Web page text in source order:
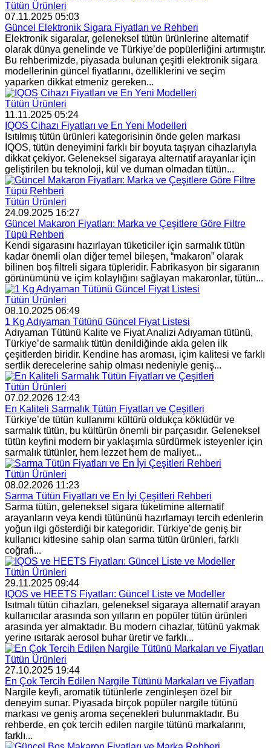
Tütün Ürünleri
07.11.2025 05:03
Güncel Elektronik Sigara Fiyatları ve Rehberi
Elektronik sigaralar, geleneksel tütün ürünlerine alternatif
olarak dünya genelinde ve Türkiye’de popülerliğini artırmıştır.
Bu rehberimizde, piyasada bulunan çeşitli elektronik sigara
modellerinin güncel fiyatlarını, özelliklerini ve seçim
yaparken dikkat etmeniz gereken...
Tütün Ürünleri
11.11.2025 05:24
IQOS Cihazı Fiyatları ve En Yeni Modelleri
Isıtılmış tütün ürünleri kategorisinin önde gelen markası
IQOS, tütün deneyimini farklı bir boyuta taşıyan cihazlarıyla
dikkat çekiyor. Geleneksel sigaraya alternatif arayanlar için
geliştirilen bu teknoloji, kül ve duman olmadan tütün...
Tütün Ürünleri
24.09.2025 16:27
Güncel Makaron Fiyatları: Marka ve Çeşitlere Göre Filtre
Tüpü Rehberi
Kendi sigarasını hazırlayan tüketiciler için sarmalık tütün
kadar önemli olan diğer temel bileşen, “makaron” olarak
bilinen boş filtreli sigara tüpleridir. Fabrikasyon bir sigaranın
görünümünü ve içim kolaylığını sağlayan makaronlar, tütün...
Tütün Ürünleri
08.10.2025 06:49
1 Kg Adıyaman Tütünü Güncel Fiyat Listesi
Adıyaman Tütünü Kalite ve Fiyat Analizi Adıyaman tütünü,
Türkiye’de sarmalık tütün denildiğinde akla gelen ilk
çeşitlerden biridir. Kendine has aroması, içim kalitesi ve farklı
sertlik derecelerine sahip olması nedeniyle geniş...
Tütün Ürünleri
07.02.2026 12:43
En Kaliteli Sarmalık Tütün Fiyatları ve Çeşitleri
Türkiye’de tütün kullanımı kültürü oldukça köklüdür ve
sarmalık tütün, bu kültürün önemli bir parçasıdır. Geleneksel
tütün keyfini modern bir yaklaşımla sürdürmek isteyenler için
sarmalık tütünler, hem lezzet hem de maliyet...
Tütün Ürünleri
08.02.2026 11:23
Sarma Tütün Fiyatları ve En İyi Çeşitleri Rehberi
Sarma tütün, geleneksel sigara tüketimine alternatif
arayanların veya kendi tütününü hazırlamayı tercih edenlerin
yoğun ilgi gösterdiği bir kategoridir. Türkiye’de geniş bir
kullanıcı kitlesine sahip olan sarma tütün ürünleri, farklı
coğrafi...
Tütün Ürünleri
29.11.2025 09:44
IQOS ve HEETS Fiyatları: Güncel Liste ve Modeller
Isıtmalı tütün cihazları, geleneksel sigaraya alternatif arayan
kullanıcılar arasında son yılların en popüler tütün ürünleri
arasında yer almaktadır. Bu modern cihazlar, tütünü yakmak
yerine ısıtarak aerosol buhar üretir ve farklı...
Tütün Ürünleri
27.10.2025 19:44
En Çok Tercih Edilen Nargile Tütünü Markaları ve Fiyatları
Nargile keyfi, aromatik tütünlerle zenginleşen özel bir
deneyim sunar. Piyasada birçok popüler nargile tütünü
markası ve geniş aroma seçenekleri bulunmaktadır. Bu
rehberde, en çok tercih edilen nargile tütünü markalarını,
farklı...